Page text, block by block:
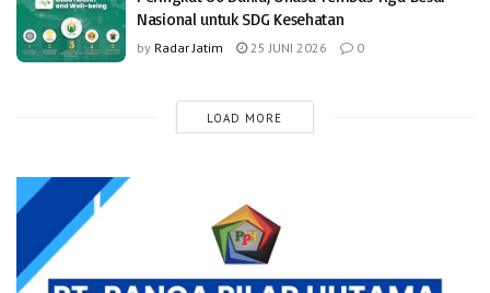
Nasional untuk SDG Kesehatan
by Radar Jatim 25 JUNI 2026 0
LOAD MORE